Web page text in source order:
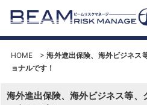
HOME> 海外進出保険、海外ビジネス
ョナルです！
海外進出保険、海外ビジネス等